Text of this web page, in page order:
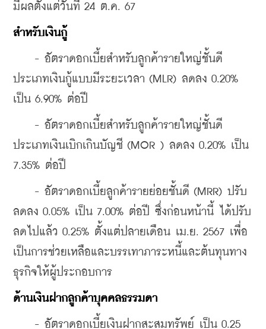
มีผลตั้งแต่วันที่ 24 ต.ค. 67
สำหรับเงินกู้
- อัตราดอกเบี้ยสำหรับลูกค้ารายใหญ่ชั้นดี
ประเภทเงินกู้แบบมีระยะเวลา (MLR) ลดลง 0.20%
เป็น 6.90% ต่อปี
- อัตราดอกเบี้ยสำหรับลูกค้ารายใหญ่ชั้นดี
ประเภทเงินเบิกเกินบัญชี (MOR ) ลดลง 0.20% เป็น
7.35% ต่อปี
- อัตราดอกเบี้ยลูกค้ารายย่อยชั้นดี (MRR) ปรับ
ลดลง 0.05% เป็น 7.00% ต่อปี ซึ่งก่อนหน้านี้ ได้ปรับ
ลดไปแล้ว 0.25% ตั้งแต่ปลายเดือน เม.ย. 2567 เพื่อ
เป็นการช่วยเหลือและบรรเทาภาระหนี้และต้นทุนทาง
ธุรกิจให้ผู้ประกอบการ
ด้านเงินฝากลูกค้าบุคคลธรรมดา
- อัตราดอกเบี้ยเงินฝากสะสมทรัพย์ เป็น 0.25